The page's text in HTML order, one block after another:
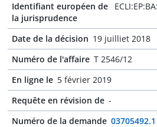
Identifiant européen de
la jurisprudence
Date de la décision 19 juilliet 2018
Numéro de l'affaire T 2546/12
En ligne le 5 février 2019
Requête en révision de -
Numéro de la demande 03705492.1